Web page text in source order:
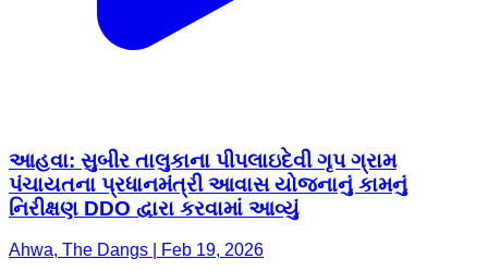
આહવા: સુબીર તાલુકાના પીપલાઇદેવી ગૃપ ગ્રામ
પંચાયતના પ્રધાનમંત્રી આવાસ યોજનાનું કામનું
નિરીક્ષણ DDO દ્વારા કરવામાં આવ્યું
Ahwa, The Dangs | Feb 19, 2026